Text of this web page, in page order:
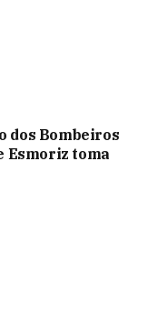
dos Bombeiros
Esmoriz toma